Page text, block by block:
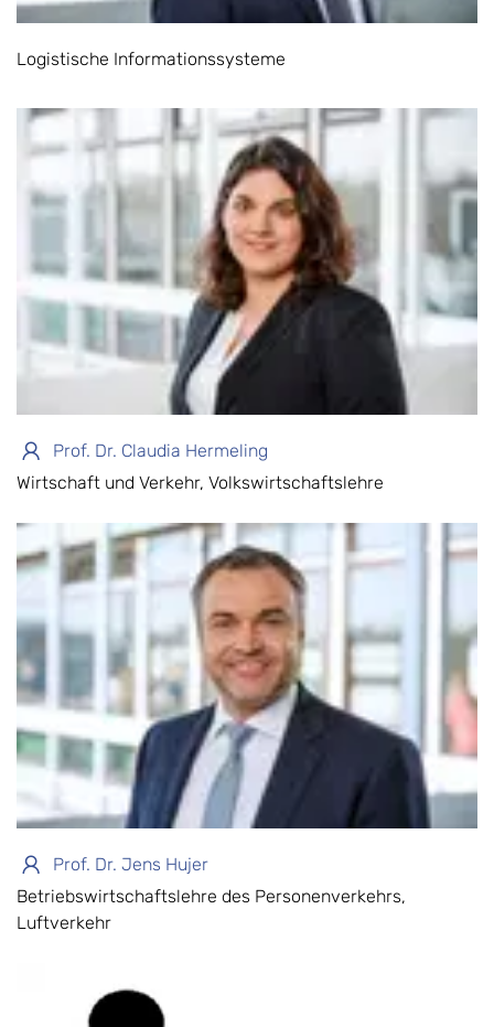
Logistische Informationssysteme
Prof. Dr. Claudia Hermeling
Wirtschaft und Verkehr, Volkswirtschaftslehre
Prof. Dr. Jens Hujer
Betriebswirtschaftslehre des Personenverkehrs,
Luftverkehr